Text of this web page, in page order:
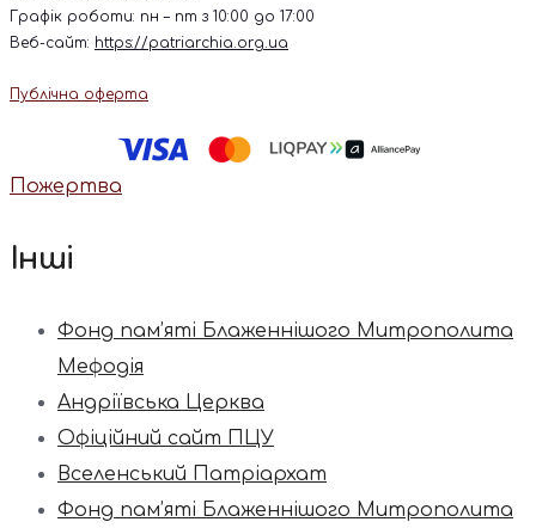
Графік роботи: пн – пт з 10:00 до 17:00
Веб-сайт: https://patriarchia.org.ua
Публічна оферта
Пожертва
Інші
Фонд пам’яті Блаженнішого Митрополита
Мефодія
Андріївська Церква
Офіційний сайт ПЦУ
Вселенський Патріархат
Фонд пам’яті Блаженнішого Митрополита